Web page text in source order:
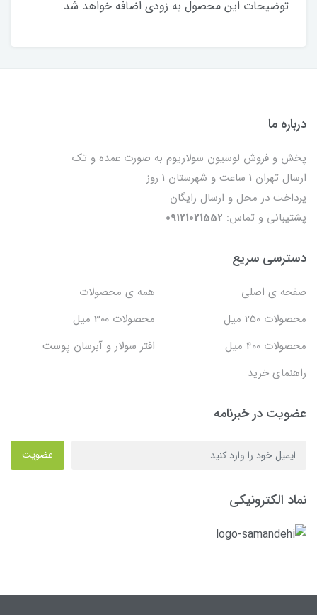
توضیحات این محصول به زودی اضافه خواهد شد.
درباره ما
پخش و فروش لوسیون سولاریوم به صورت عمده و تک
ارسال تهران 1 ساعت و شهرستان 1 روز
پرداخت در محل و ارسال رایگان
پشتیبانی و تماس: 09121021552
دسترسی سریع
صفحه ی اصلی
همه ی محصولات
محصولات 250 میل
محصولات 300 میل
محصولات 400 میل
افتر سولار و آبرسان پوست
راهنمای خرید
عضویت در خبرنامه
عضویت
نماد الکترونیکی